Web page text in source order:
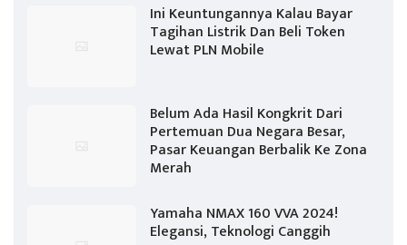
Ini Keuntungannya Kalau Bayar
Tagihan Listrik Dan Beli Token
Lewat PLN Mobile
Belum Ada Hasil Kongkrit Dari
Pertemuan Dua Negara Besar,
Pasar Keuangan Berbalik Ke Zona
Merah
Yamaha NMAX 160 VVA 2024!
Elegansi, Teknologi Canggih